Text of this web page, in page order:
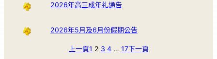
2026年高三成年礼通告
2026年5月及6月份假期公告
上一頁1 2 3 4 … 17下一頁